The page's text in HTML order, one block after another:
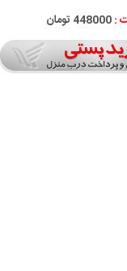
:448000 تومان